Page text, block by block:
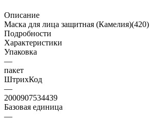
Описание
Маска для лица защитная (Камелия)(420)
Подробности
Характеристики
Упаковка
—
пакет
ШтрихКод
—
2000907534439
Базовая единица
—